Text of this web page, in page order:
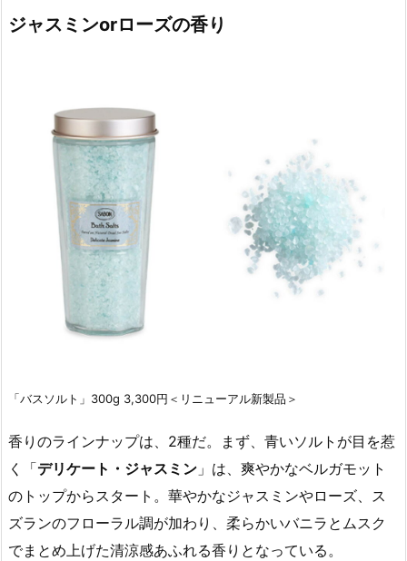
ジャスミンorローズの香り
「バスソルト」300g 3,300円＜リニューアル新製品＞
香りのラインナップは、2種だ。まず、青いソルトが目を惹
く「デリケート・ジャスミン 」は、爽やかなベルガモット
のトップからスタート。華やかなジャスミンやローズ、ス
ズランのフローラル調が加わり、柔らかいバニラとムスク
でまとめ上げた清涼感あふれる香りとなっている。